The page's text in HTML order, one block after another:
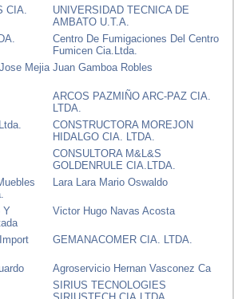
CIA.
UNIVERSIDAD TECNICA DE
AMBATO U.T.A.
Centro De Fumigaciones Del Centro
Fumicen Cia.Ltda.
Mejia Juan Gamboa Robles
ARCOS PAZMIÑO ARC-PAZ CIA.
LTDA.
CONSTRUCTORA MOREJON
HIDALGO CIA. LTDA.
CONSULTORA M&L&S
GOLDENRULE CIA.LTDA.
Lara Lara Mario Oswaldo
Y
Victor Hugo Navas Acosta
GEMANACOMER CIA. LTDA.
Agroservicio Hernan Vasconez Ca
SIRIUS TECNOLOGIES